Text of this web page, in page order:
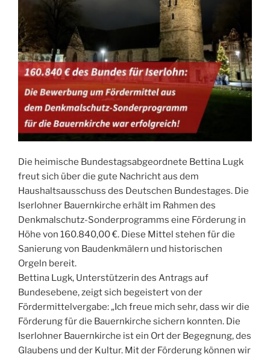
Die heimische Bundestagsabgeordnete Bettina Lugk
freut sich über die gute Nachricht aus dem
Haushaltsausschuss des Deutschen Bundestages. Die
Iserlohner Bauernkirche erhält im Rahmen des
Denkmalschutz-Sonderprogramms eine Förderung in
Höhe von 160.840,00 €. Diese Mittel stehen für die
Sanierung von Baudenkmälern und historischen
Orgeln bereit.
Bettina Lugk, Unterstützerin des Antrags auf
Bundesebene, zeigt sich begeistert von der
Fördermittelvergabe: „Ich freue mich sehr, dass wir die
Förderung für die Bauernkirche sichern konnten. Die
Iserlohner Bauernkirche ist ein Ort der Begegnung, des
Glaubens und der Kultur. Mit der Förderung können wir